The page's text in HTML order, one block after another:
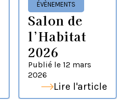
ÉVÈNEMENTS
Salon de
l’Habitat
2026
Publié le 12 mars
2026
Lire l'article